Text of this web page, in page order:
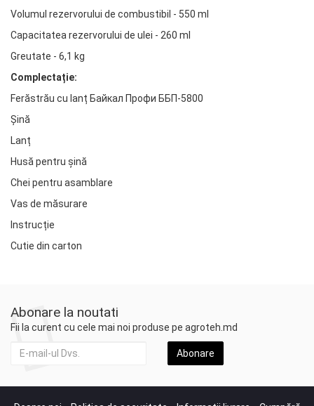
Volumul rezervorului de combustibil - 550 ml
Capacitatea rezervorului de ulei - 260 ml
Greutate - 6,1 kg
Complectație:
Ferăstrău cu lanț Байкал Профи ББП-5800
Șină
Lanț
Husă pentru șină
Chei pentru asamblare
Vas de măsurare
Instrucție
Cutie din carton
Abonare la noutati
Fii la curent cu cele mai noi produse pe agroteh.md
Abonare